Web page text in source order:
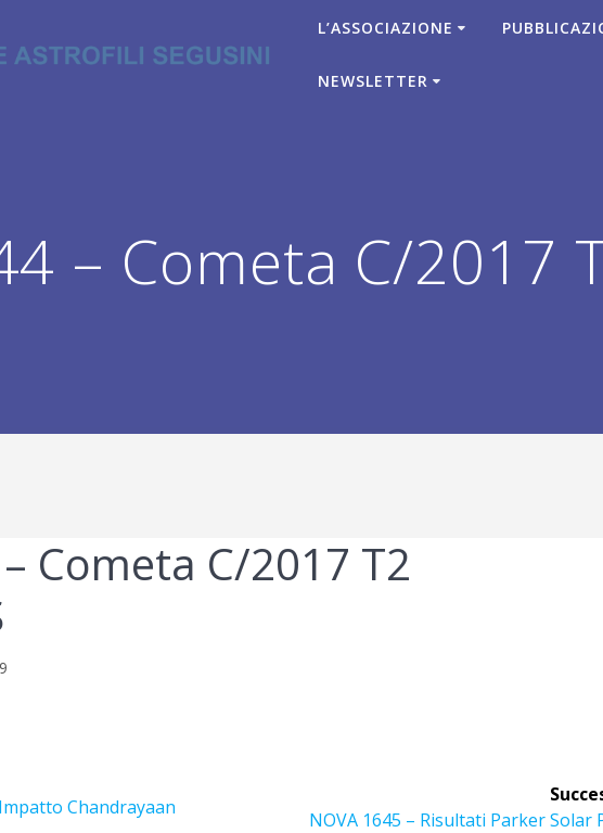
L’ASSOCIAZIONE
NEWSLETTER
– Cometa C/2017
Cometa C/2017 T2
Chandrayaan
Articolo
NOVA 1645 – Risultati Parker Solar